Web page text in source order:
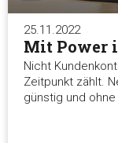
25.11.2022
Mit Power
Nicht
Zeitpunkt zählt.
günstig und